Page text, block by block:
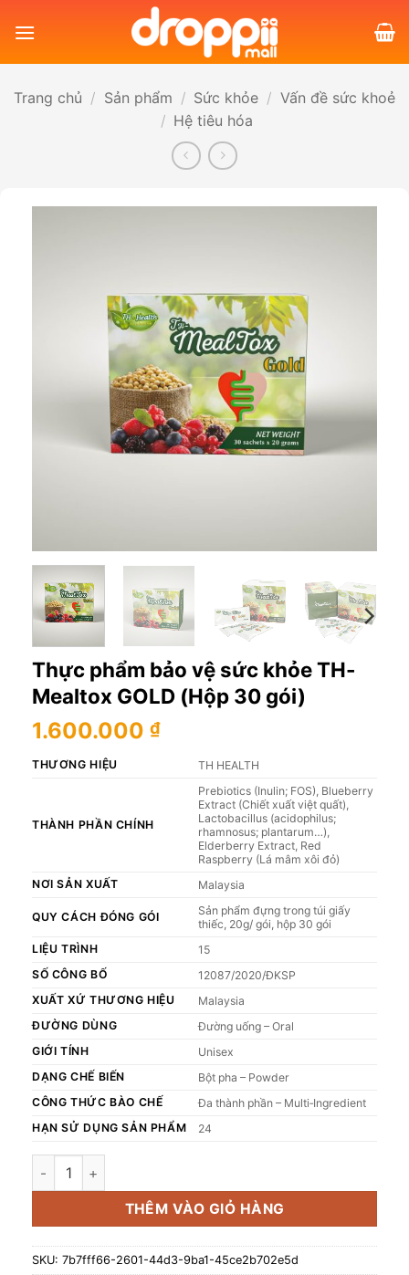
qua
Trang chủ / Sản phẩm / Sức khỏe / Vấn đề sức khoẻ
/ Hệ tiêu hóa
Thực phẩm bảo vệ sức khỏe TH-
Mealtox GOLD (Hộp 30 gói)
1.600.000 ₫
THƯƠNG HIỆU TH HEALTH
THÀNH PHẦN CHÍNH
Prebiotics (Inulin; FOS), Blueberry
Extract (Chiết xuất việt quất),
Lactobacillus (acidophilus;
rhamnosus; plantarum…),
Elderberry Extract, Red
Raspberry (Lá mâm xôi đỏ)
NƠI SẢN XUẤT
Malaysia
QUY CÁCH ĐÓNG GÓI
Sản phẩm đựng trong túi giấy
thiếc, 20g/ gói, hộp 30 gói
LIỆU TRÌNH
15
SỐ CÔNG BỐ
12087/2020/ĐKSP
XUẤT XỨ THƯƠNG HIỆU
Malaysia
ĐƯỜNG DÙNG
Đường uống – Oral
GIỚI TÍNH
Unisex
DẠNG CHẾ BIẾN
Bột pha – Powder
CÔNG THỨC BÀO CHẾ
Đa thành phần – Multi‑Ingredient
HẠN SỬ DỤNG SẢN PHẨM
24
Thực phẩm bảo vệ sức khỏe TH-Mealtox GOLD (Hộp 30
THÊM VÀO GIỎ HÀNG
SKU: 7b7fff66-2601-44d3-9ba1-45ce2b702e5d